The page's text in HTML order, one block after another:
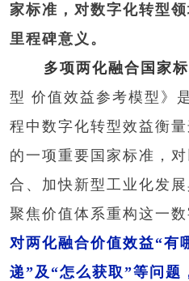
家标准，对数字化转型
里程碑意义。
多项两化融合国家
型 价值效益参考模型》
程中数字化转型效益衡
的一项重要国家标准，
合、加快新型工业化发
聚焦价值体系重构这一
对两化融合价值效益“有
递”及“怎么获取”等问题